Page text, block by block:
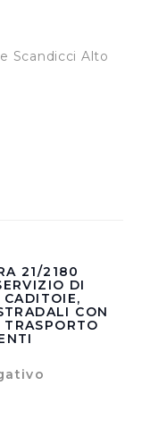
può gestire
i
in alto a
chiusura del
delle
della
tecnici
della
Scandicci Alto
21/2180
DI
CON